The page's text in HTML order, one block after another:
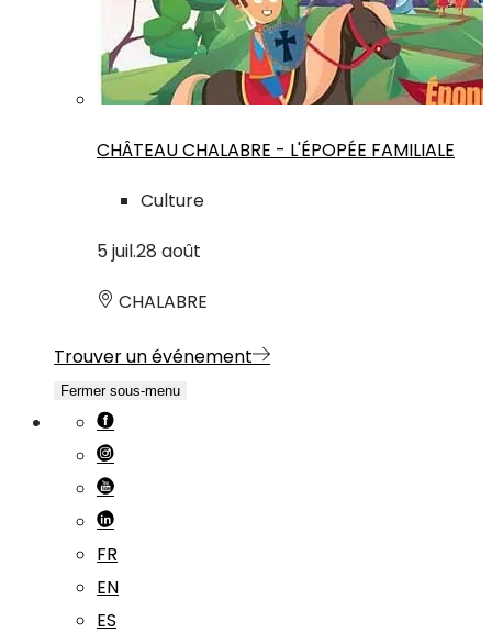
CHÂTEAU CHALABRE - L'ÉPOPÉE FAMILIALE
Culture
5 juil.28 août
CHALABRE
Trouver un événement
Fermer sous-menu
FR
EN
ES